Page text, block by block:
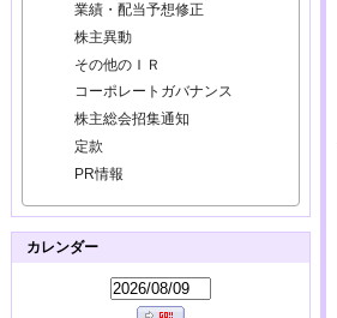
業績・配当予想修正
株主異動
その他のＩＲ
コーポレートガバナンス
株主総会招集通知
定款
PR情報
カレンダー